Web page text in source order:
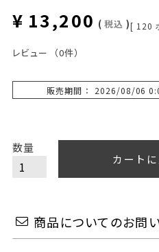
¥ 13,200 税込 [ 120
レビュー （0件）
販売期間 2026/08/06
カート
商品についてのお問